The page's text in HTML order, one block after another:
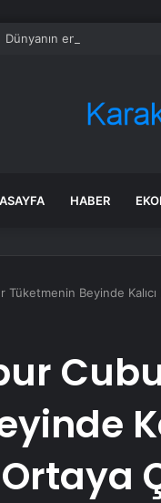
Dünyanın en uzun
HABER
Beyinde Kalıcı